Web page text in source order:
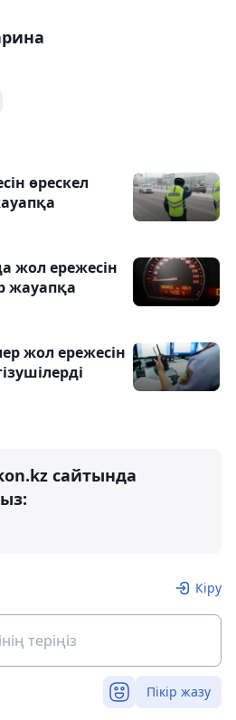
өрескел
жол ережесін
жауапқа
жол ережесін
сайтында
Кіру
Пікір жазу